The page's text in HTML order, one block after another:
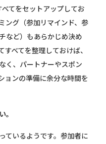
てをセットアップしてお
ング（参加リマインド、参
など）もあらかじめ決め
べてを整理しておけば、
く、パートナーやスポン
ョンの準備に余分な時間を
。
ているようです。参加者に